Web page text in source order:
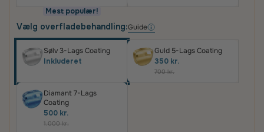
Mest populær!
Vælg overfladebehandling:Guide
Sølv 3-Lags Coating
Inkluderet
Guld 5-Lags Coating
350 kr.
700 kr.
Diamant 7-Lags
Coating
500 kr.
1.000 kr.